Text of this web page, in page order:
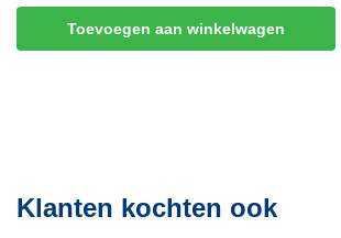
Toevoegen aan winkelwagen
Klanten kochten ook